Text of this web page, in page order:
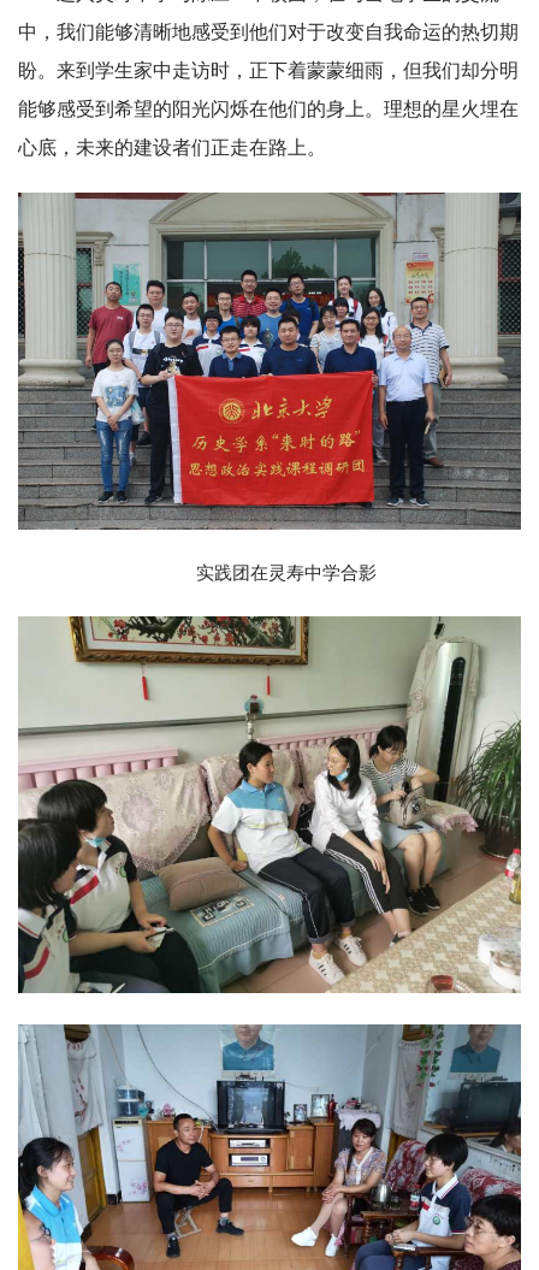
中，我们能够清晰地感受到他们对于改变自我命运的热切期
盼。来到学生家中走访时，正下着蒙蒙细雨，但我们却分明
能够感受到希望的阳光闪烁在他们的身上。理想的星火埋在
心底，未来的建设者们正走在路上。
实践团在灵寿中学合影